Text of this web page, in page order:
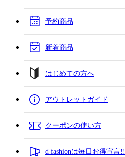
予約商品
新着商品
はじめての方へ
アウトレットガイド
クーポンの使い方
d fashionは毎日お得宣言!!